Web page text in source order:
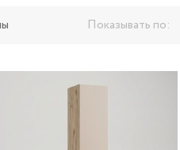
Показывать по: